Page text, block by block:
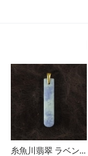
糸魚川翡翠 ラベン